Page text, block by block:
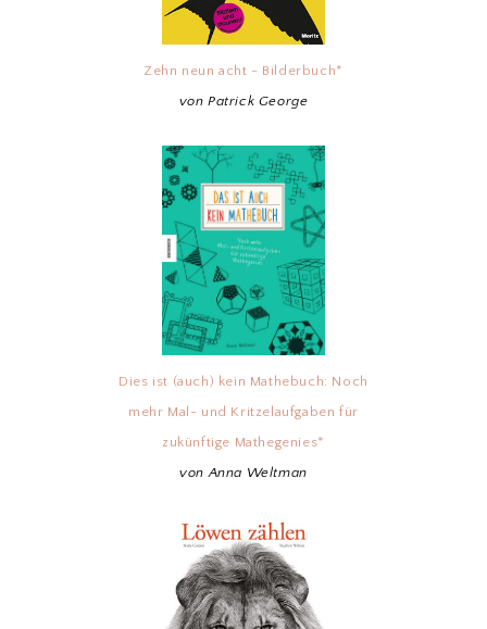
Zehn neun acht - Bilderbuch*
von Patrick George
Dies ist (auch) kein Mathebuch: Noch
mehr Mal- und Kritzelaufgaben für
zukünftige Mathegenies*
von Anna Weltman